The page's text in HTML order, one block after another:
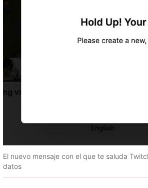
El nuevo mensaje con el que te saluda
datos